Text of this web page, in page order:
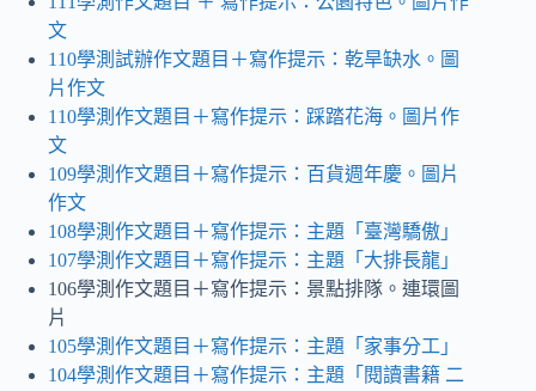
文
110學測試辦作文題目＋寫作提示：乾旱缺水 。 圖
片作文
110學測作文題目＋寫作提示：踩踏花海。圖片作
文
109學測作文題目＋寫作提示：百貨週年慶 。 圖片
作文
108學測作文題目＋寫作提示：主題「臺灣驕傲」
107學測作文題目＋寫作提示：主題「大排長龍」
106學測作文題目＋寫作提示：景點排隊。連環圖
片
105學測作文題目＋寫作提示：主題「家事分工」
104學測作文題目＋寫作提示：主題「閱讀書籍 二